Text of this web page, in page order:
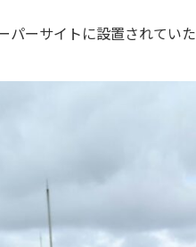
パーサイトに設置されていた